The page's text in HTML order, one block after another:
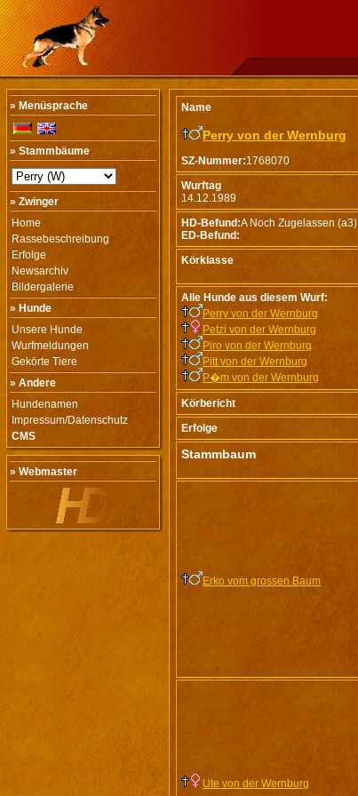
» Menüsprache
» Stammbäume
» Zwinger
Home
Rassebeschreibung
Erfolge
Newsarchiv
Bildergalerie
» Hunde
Unsere Hunde
Wurfmeldungen
Gekörte Tiere
» Andere
Hundenamen
Impressum/Datenschutz
CMS
» Webmaster
Name
Perry von der Wernburg
SZ-Nummer:1768070
Wurftag
14.12.1989
HD-Befund:A Noch Zugelassen (a3)
ED-Befund:
Körklasse
Alle Hunde aus diesem Wurf:
Perry von der Wernburg
Petzi von der Wernburg
Piro von der Wernburg
Pitt von der Wernburg
P�m von der Wernburg
Körbericht
Erfolge
Stammbaum
Erko vom grossen Baum
Ute von der Wernburg